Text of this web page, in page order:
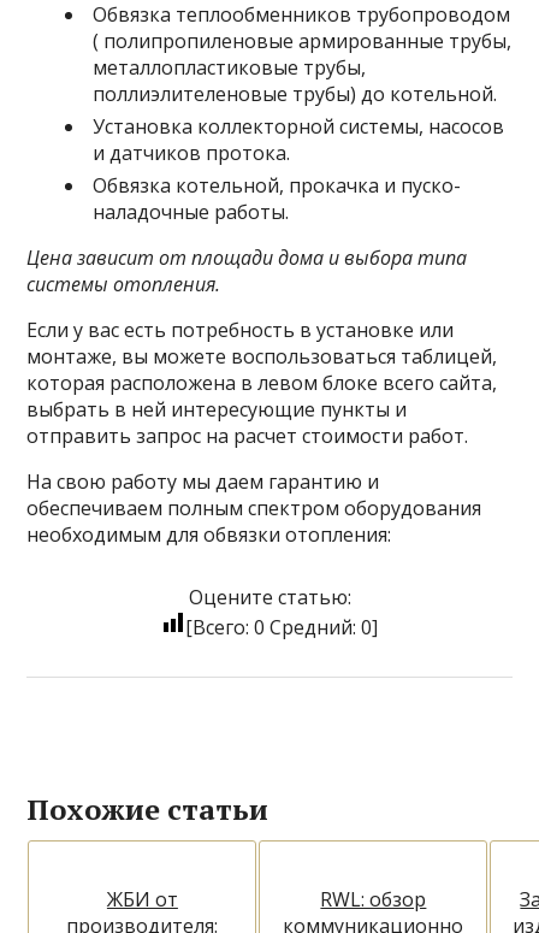
Обвязка теплообменников трубопроводом
( полипропиленовые армированные трубы,
металлопластиковые трубы,
поллиэлителеновые трубы) до котельной.
Установка коллекторной системы, насосов
и датчиков протока.
Обвязка котельной, прокачка и пуско-
наладочные работы.
Цена зависит от площади дома и выбора типа
системы отопления.
Если у вас есть потребность в установке или
монтаже, вы можете воспользоваться таблицей,
которая расположена в левом блоке всего сайта,
выбрать в ней интересующие пункты и
отправить запрос на расчет стоимости работ.
На свою работу мы даем гарантию и
обеспечиваем полным спектром оборудования
необходимым для обвязки отопления:
Оцените статью:
[Всего: 0 Средний: 0]
Похожие статьи
ЖБИ от
производителя:
RWL: обзор
коммуникационно